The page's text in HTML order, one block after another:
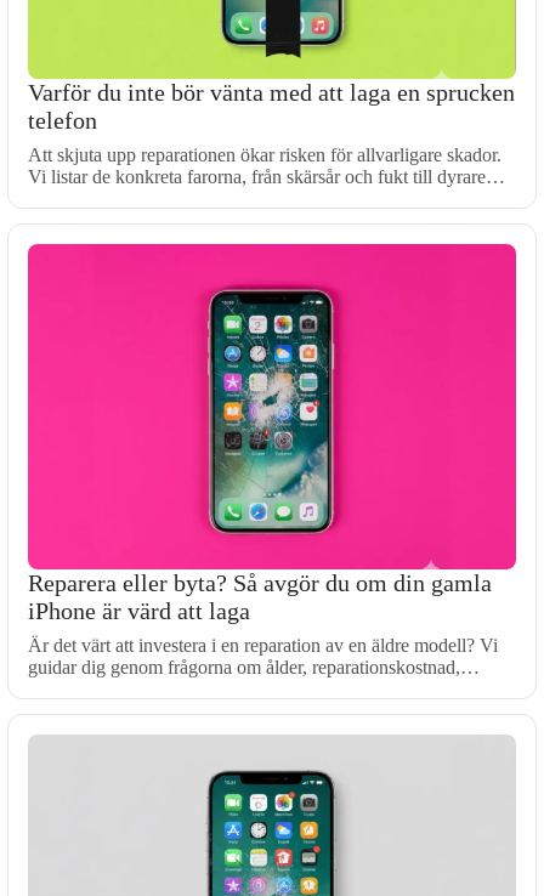
Varför du inte bör vänta med att laga en sprucken
telefon
Att skjuta upp reparationen ökar risken för allvarligare skador.
Vi listar de konkreta farorna, från skärsår och fukt till dyrare…
Reparera eller byta? Så avgör du om din gamla
iPhone är värd att laga
Är det värt att investera i en reparation av en äldre modell? Vi
guidar dig genom frågorna om ålder, reparationskostnad,…